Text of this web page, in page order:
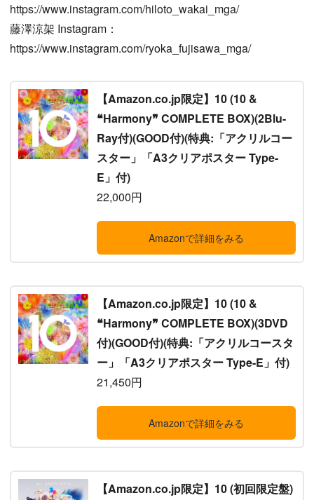
https://www.instagram.com/hiloto_wakai_mga/
藤澤涼架 Instagram：
https://www.instagram.com/ryoka_fujisawa_mga/
【Amazon.co.jp限定】10 (10 &
❝Harmony❞ COMPLETE BOX)(2Blu-
Ray付)(GOOD付)(特典:「アクリルコー
スター」「A3クリアポスター Type-
E」付)
22,000円
Amazonで詳細をみる
【Amazon.co.jp限定】10 (10 &
❝Harmony❞ COMPLETE BOX)(3DVD
付)(GOOD付)(特典:「アクリルコースタ
ー」「A3クリアポスター Type-E」付)
21,450円
Amazonで詳細をみる
【Amazon.co.jp限定】10 (初回限定盤)